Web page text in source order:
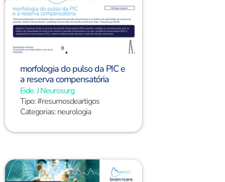
morfologia do pulso da PIC e
a reserva compensatória
Eide. J Neurosurg
Tipo:#resumosdeartigos
Categorias:neurologia